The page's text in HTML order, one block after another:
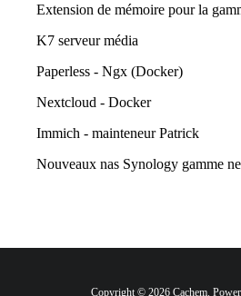
Extension de mémoire pour la
K7 serveur média
Paperless - Ngx (Docker)
Nextcloud - Docker
Immich - mainteneur Patrick
Nouveaux nas Synology gamme
Copyright © 2026 Cachem.